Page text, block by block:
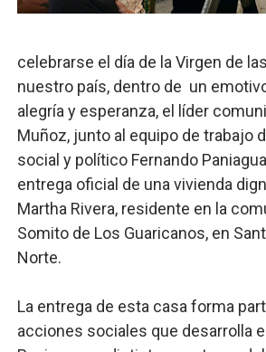
Restaurante Amigos es
Banco Popular escala 17
SNS y el SRSO actualizan
Osiris de León responde a
DGPCF: 55 años sembrando
celebrarse el día de la Virgen de
nuestro país, dentro de un
alegría y esperanza, el líder
Muñoz, junto al equipo de trabajo
social y político Fernando
entrega oficial de una vivienda
Martha Rivera, residente en la
Somito de Los Guaricanos, en
Norte.
La entrega de esta casa forma
acciones sociales que desarrolla